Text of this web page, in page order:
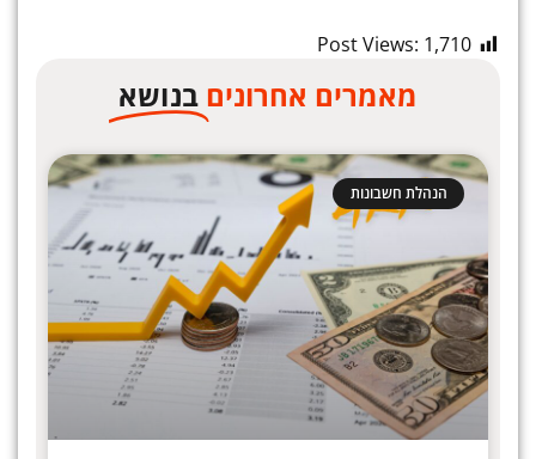
Post Views: 1,710
מאמרים אחרונים בנושא
הנהלת חשבונות